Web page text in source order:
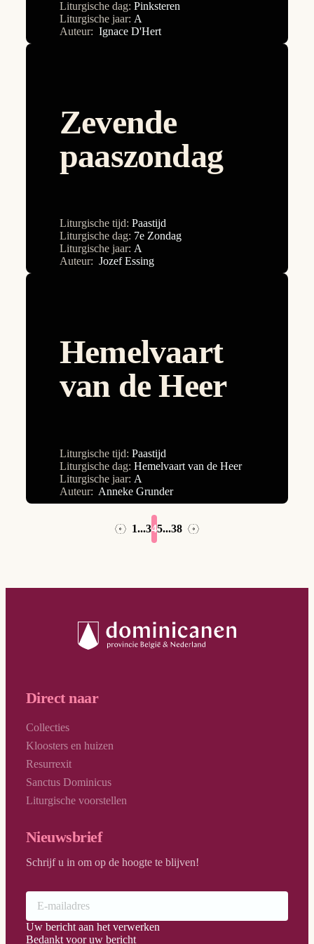
Nadia Kroon
Stefan Mangnus
2e Zondag
2e Zondag
33e Zondag
34e Zondag
5e Zondag
6e Zondag
Allerheiligen
Doop van de Heer
Drievuldigheidszondag
Heilige Familie
Kerkwijdingsfeest van de Lateraanse basiliek
Kerstmis
Maria tenhemelopneming
Openbaring van de Heer
Paaswake
Palmzondag
Pinksteren
Witte Donderdag
Liturgische dag: Pinksteren
Liturgische jaar: A
Auteur: Ignace D'Hert
Zevende
paaszondag
Liturgische tijd: Paastijd
Liturgische dag: 7e Zondag
Liturgische jaar: A
Auteur: Jozef Essing
Hemelvaart
van de Heer
Liturgische tijd: Paastijd
Liturgische dag: Hemelvaart van de Heer
Liturgische jaar: A
Auteur: Anneke Grunder
← 1...345...38 →
Direct naar
Collecties
Kloosters en huizen
Resurrexit
Sanctus Dominicus
Liturgische voorstellen
Nieuwsbrief
Schrijf u in om op de hoogte te blijven!
Uw bericht aan het verwerken
Bedankt voor uw bericht